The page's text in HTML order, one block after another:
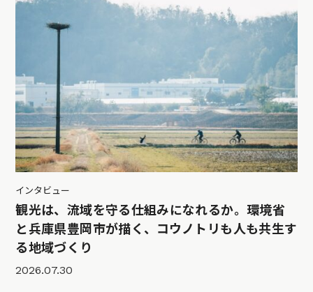
インタビュー
観光は、流域を守る仕組みになれるか。環境省
と兵庫県豊岡市が描く、コウノトリも人も共生す
る地域づくり
2026.07.30